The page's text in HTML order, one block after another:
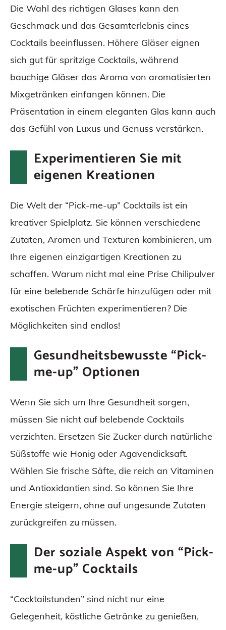
Die Wahl des richtigen Glases kann den
Geschmack und das Gesamterlebnis eines
Cocktails beeinflussen. Höhere Gläser eignen
sich gut für spritzige Cocktails, während
bauchige Gläser das Aroma von aromatisierten
Mixgetränken einfangen können. Die
Präsentation in einem eleganten Glas kann auch
das Gefühl von Luxus und Genuss verstärken.
Experimentieren Sie mit
eigenen Kreationen
Die Welt der “Pick-me-up” Cocktails ist ein
kreativer Spielplatz. Sie können verschiedene
Zutaten, Aromen und Texturen kombinieren, um
Ihre eigenen einzigartigen Kreationen zu
schaffen. Warum nicht mal eine Prise Chilipulver
für eine belebende Schärfe hinzufügen oder mit
exotischen Früchten experimentieren? Die
Möglichkeiten sind endlos!
Gesundheitsbewusste “Pick-
me-up” Optionen
Wenn Sie sich um Ihre Gesundheit sorgen,
müssen Sie nicht auf belebende Cocktails
verzichten. Ersetzen Sie Zucker durch natürliche
Süßstoffe wie Honig oder Agavendicksaft.
Wählen Sie frische Säfte, die reich an Vitaminen
und Antioxidantien sind. So können Sie Ihre
Energie steigern, ohne auf ungesunde Zutaten
zurückgreifen zu müssen.
Der soziale Aspekt von “Pick-
me-up” Cocktails
“Cocktailstunden” sind nicht nur eine
Gelegenheit, köstliche Getränke zu genießen,